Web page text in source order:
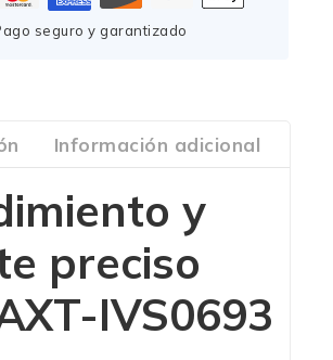
seguro y garantizado
Información adicional
y
preciso
IVS0693